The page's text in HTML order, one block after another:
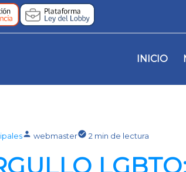
INICIO
webmaster 2 min de lectura